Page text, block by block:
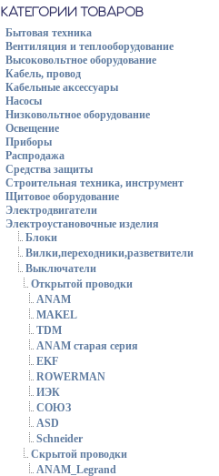
КАТЕГОРИИ ТОВАРОВ
Бытовая техника
Вентиляция и теплооборудование
Высоковольтное оборудование
Кабель, провод
Кабельные аксессуары
Насосы
Низковольтное оборудование
Освещение
Приборы
Распродажа
Средства защиты
Строительная техника, инструмент
Щитовое оборудование
Электродвигатели
Электроустановочные изделия
Блоки
Вилки,переходники,разветвители
Выключатели
Открытой проводки
ANAM
MAKEL
TDM
ANAM старая серия
EKF
ROWERMAN
ИЭК
СОЮЗ
ASD
Schneider
Скрытой проводки
ANAM_Legrand